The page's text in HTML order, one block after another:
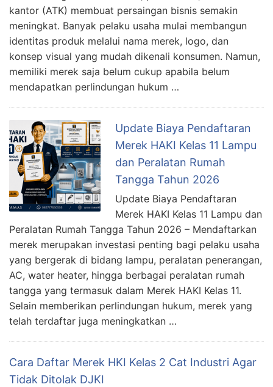
kantor (ATK) membuat persaingan bisnis semakin
meningkat. Banyak pelaku usaha mulai membangun
identitas produk melalui nama merek, logo, dan
konsep visual yang mudah dikenali konsumen. Namun,
memiliki merek saja belum cukup apabila belum
mendapatkan perlindungan hukum …
Update Biaya Pendaftaran
Merek HAKI Kelas 11 Lampu
dan Peralatan Rumah
Tangga Tahun 2026
Update Biaya Pendaftaran
Merek HAKI Kelas 11 Lampu dan
Peralatan Rumah Tangga Tahun 2026 – Mendaftarkan
merek merupakan investasi penting bagi pelaku usaha
yang bergerak di bidang lampu, peralatan penerangan,
AC, water heater, hingga berbagai peralatan rumah
tangga yang termasuk dalam Merek HAKI Kelas 11.
Selain memberikan perlindungan hukum, merek yang
telah terdaftar juga meningkatkan …
Cara Daftar Merek HKI Kelas 2 Cat Industri Agar
Tidak Ditolak DJKI